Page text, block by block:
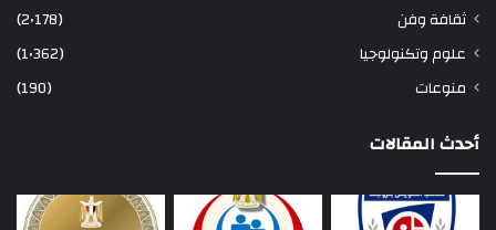
ثقافة وفن
(2٬178)
علوم وتكنولوجيا
(1٬362)
منوعات
(190)
أحدث المقالات